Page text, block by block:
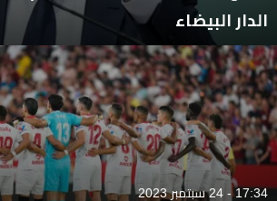
الدار البيضاء
17:34 - 24 سبتمبر 2023